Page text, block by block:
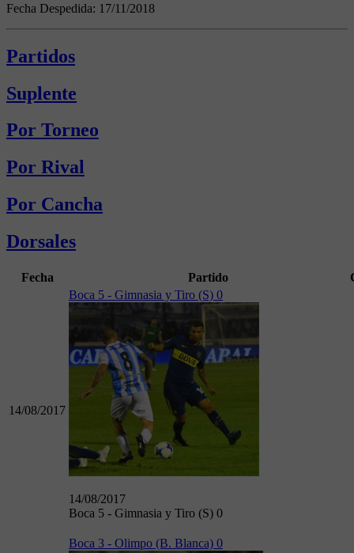
Fecha Despedida: 17/11/2018
Partidos
Suplente
Por Torneo
Por Rival
Por Cancha
Dorsales
Fecha Partido
14/08/2017
Boca 5 - Gimnasia y Tiro (S) 0
14/08/2017
Boca 5 - Gimnasia y Tiro (S) 0
Boca 3 - Olimpo (B. Blanca) 0